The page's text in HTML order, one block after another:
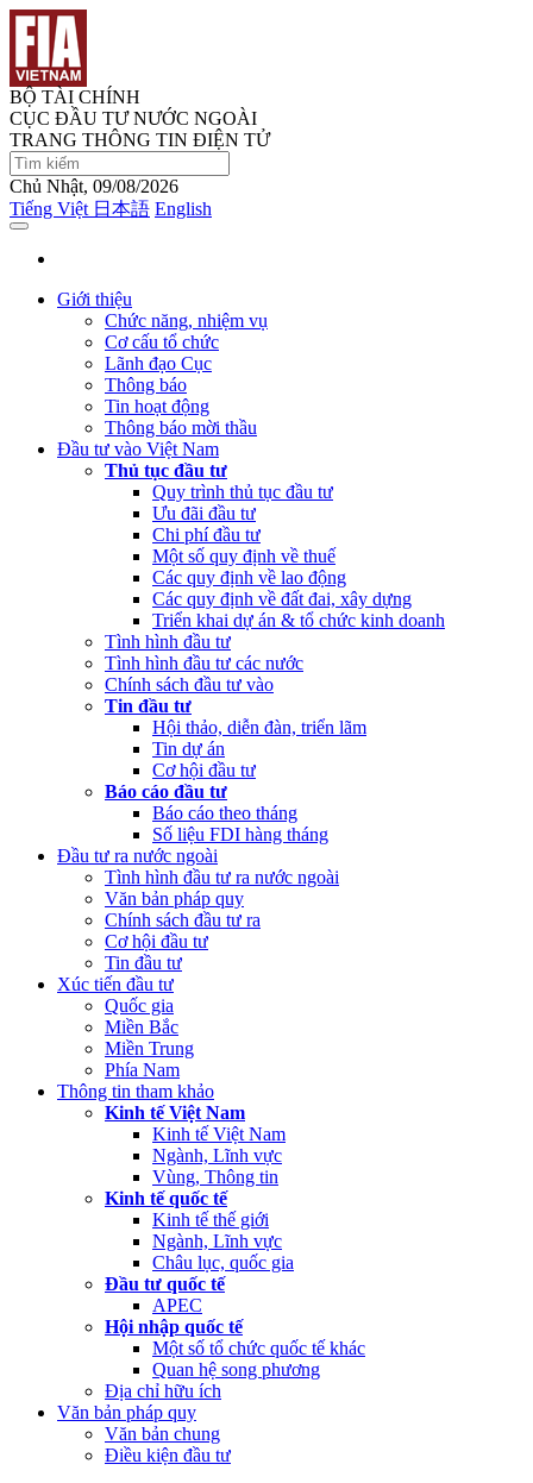
BỘ TÀI CHÍNH
CỤC ĐẦU TƯ NƯỚC NGOÀI
TRANG THÔNG TIN ĐIỆN TỬ
Chủ Nhật, 09/08/2026
Tiếng Việt 日本語 English
Giới thiệu
Chức năng, nhiệm vụ
Cơ cấu tổ chức
Lãnh đạo Cục
Thông báo
Tin hoạt động
Thông báo mời thầu
Đầu tư vào Việt Nam
Thủ tục đầu tư
Quy trình thủ tục đầu tư
Ưu đãi đầu tư
Chi phí đầu tư
Một số quy định về thuế
Các quy định về lao động
Các quy định về đất đai, xây dựng
Triển khai dự án & tổ chức kinh doanh
Tình hình đầu tư
Tình hình đầu tư các nước
Chính sách đầu tư vào
Tin đầu tư
Hội thảo, diễn đàn, triển lãm
Tin dự án
Cơ hội đầu tư
Báo cáo đầu tư
Báo cáo theo tháng
Số liệu FDI hàng tháng
Đầu tư ra nước ngoài
Tình hình đầu tư ra nước ngoài
Văn bản pháp quy
Chính sách đầu tư ra
Cơ hội đầu tư
Tin đầu tư
Xúc tiến đầu tư
Quốc gia
Miền Bắc
Miền Trung
Phía Nam
Thông tin tham khảo
Kinh tế Việt Nam
Kinh tế Việt Nam
Ngành, Lĩnh vực
Vùng, Thông tin
Kinh tế quốc tế
Kinh tế thế giới
Ngành, Lĩnh vực
Châu lục, quốc gia
Đầu tư quốc tế
APEC
Hội nhập quốc tế
Một số tổ chức quốc tế khác
Quan hệ song phương
Địa chỉ hữu ích
Văn bản pháp quy
Văn bản chung
Điều kiện đầu tư